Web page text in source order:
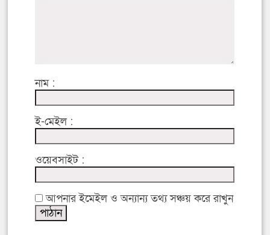
নাম :
ই-মেইল :
ওয়েবসাইট :
আপনার ইমেইল ও অন্যান্য তথ্য সঞ্চয় করে রাখুন